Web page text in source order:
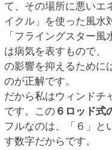
て、その場所に悪いエ
イクル」を使った風水
「フライングスター
は病気を表すもので、
の影響を抑えるために
のが正解です。
だから私はウィンドチ
です。この６ロッド式
フルなのは、「６」と
す数字だからです。